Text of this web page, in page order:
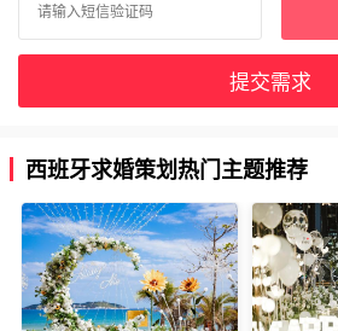
提交需求
西班牙求婚策划热门主题推荐